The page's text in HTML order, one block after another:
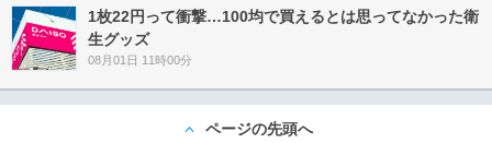
1枚22円って衝撃…100均で買えるとは思ってなかった衛
生グッズ
08月01日 11時00分
ページの先頭へ